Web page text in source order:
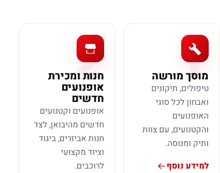
1
מוסך מורשה
טיפולים, תיקונים
ואבחון לכל סוגי
האופנועים
והקטנועים, עם צוות
ותיק ומנוסה.
למידע נוסף
2
חנות ומכירת
אופנועים
חדשים
אופנועים וקטנועים
חדשים מהיבואן, לצד
חנות אביזרים, ביגוד
וציוד מקצועי
לרוכבים.